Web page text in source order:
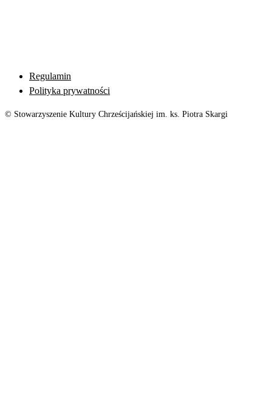
Regulamin
Polityka prywatności
© Stowarzyszenie Kultury Chrześcijańskiej im. ks. Piotra Skargi